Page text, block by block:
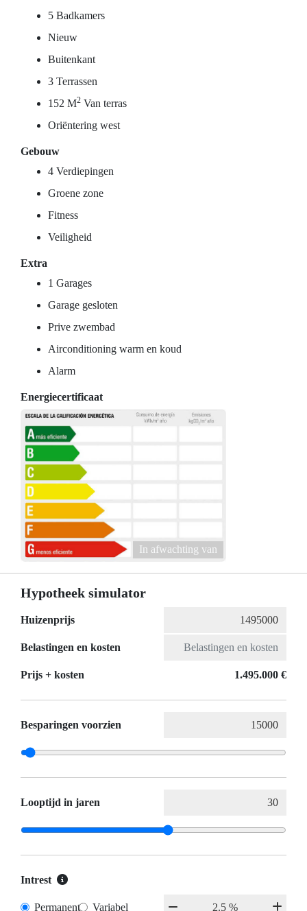
5 Badkamers
Nieuw
Buitenkant
3 Terrassen
152 M2 Van terras
Oriëntering west
Gebouw
4 Verdiepingen
Groene zone
Fitness
Veiligheid
Extra
1 Garages
Garage gesloten
Prive zwembad
Airconditioning warm en koud
Alarm
Energiecertificaat
In afwachting van
Hypotheek simulator
Huizenprijs
Belastingen en kosten
Prijs + kosten 1.495.000 €
Besparingen voorzien
Looptijd in jaren
Intrest
Permanent Variabel